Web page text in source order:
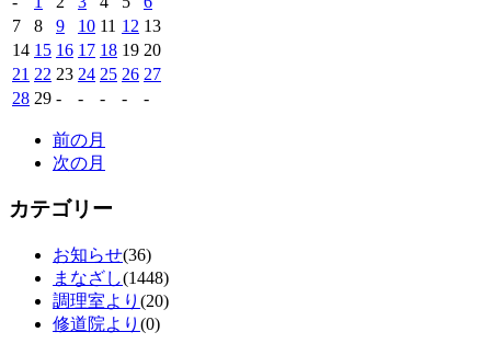
7
8 9 10 11 12 13
14 15 16 17 18 19 20
21 22 23 24 25 26 27
28 29 - - - - -
前の月
次の月
カテゴリー
お知らせ(36)
まなざし(1448)
調理室より (20)
修道院より (0)